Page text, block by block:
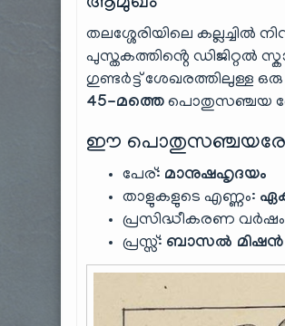
തലശ്ശേരിയിലെ കല്ലച്ചിൽ
പുസ്തകത്തിൻ്റെ ഡിജിറ്റൽ
ഗുണ്ടർട്ട് ശേഖരത്തിലുള്ള
45-മത്തെ പൊതുസഞ്ചയ
ഈ
പേര്: മാനുഷഹൃദയം
താളുകളുടെ എണ്ണം:
പ്രസിദ്ധീകരണ
പ്രസ്സ്: ബാസൽ മിഷൻ